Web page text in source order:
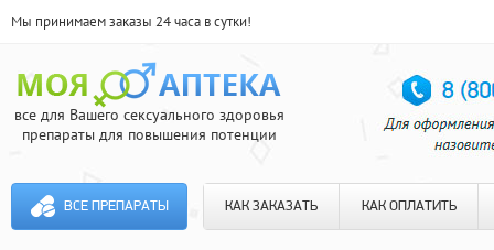
Мы принимаем заказы 24 часа в сутки!
все для Вашего сексуального здоровья
препараты для повышения потенции
ВСЕ ПРЕПАРАТЫ КАК ЗАКАЗАТЬ КАК ОПЛАТИТЬ